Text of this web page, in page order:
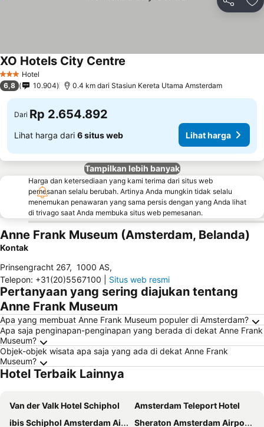
Bagikan
3 BintangHotel
XO Hotels City Centre
6,8 10.904 0.4 km dari Stasiun Kereta Utama Amsterdam
Dari Rp 2.654.892
Lihat harga dari 6 situs web Lihat harga
Tampilkan lebih banyak
Harga dan ketersediaan yang kami terima dari situs web
pemesanan selalu berubah. Artinya Anda mungkin tidak selalu
menemukan penawaran yang sama persis dengan yang Anda lihat
di trivago saat Anda membuka situs web pemesanan.
Anne Frank Museum (Amsterdam, Belanda)
Kontak
Prinsengracht 267, 1000 AS,
Telepon: +31(20)5567100 Situs web resmi
Pertanyaan yang sering diajukan tentang
Anne Frank Museum
Apa yang membuat Anne Frank Museum populer di Amsterdam?
Apa saja penginapan-penginapan yang berada di dekat Anne Frank
Museum?
Objek-objek wisata apa saja yang ada di dekat Anne Frank
Museum?
Hotel Terbaik Lainnya
Van der Valk Hotel Schiphol
Amsterdam Teleport Hotel
ibis Schiphol Amsterdam Airport
Sheraton Amsterdam Airport Hotel and Conference Center